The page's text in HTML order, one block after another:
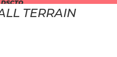
TERRAIN